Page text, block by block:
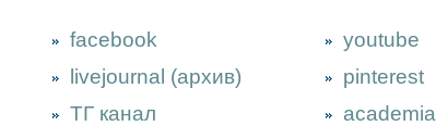
facebook
livejournal (архив)
ТГ канал
youtube
pinterest
academia